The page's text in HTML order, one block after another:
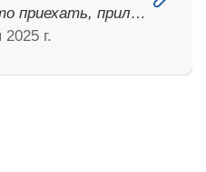
приехать, прил…
г.